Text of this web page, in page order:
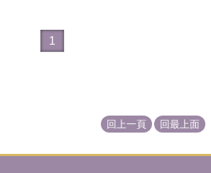
1
回上一頁 回最上面